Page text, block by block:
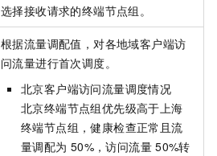
选择接收请求的终端节点组。
根据流量调配值，对各地域客户端访
问流量进行首次调度。
北京客户端访问流量调度情况
北京终端节点组优先级高于上海
终端节点组，健康检查正常且流
量调配为 50%，访问流量 50%转